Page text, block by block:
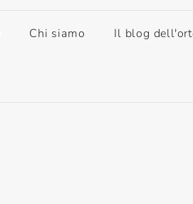
Chi siamo Il blog